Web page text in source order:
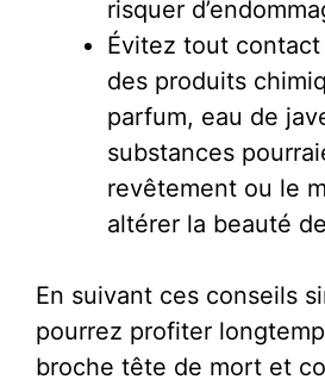
risquer
Évitez tout
des produits
parfum, eau de
substances
revêtement ou le
altérer la beauté
En suivant ces conseils
pourrez profiter
broche tête de mort et